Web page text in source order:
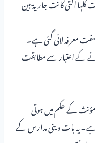
معرفہ لائی گئی ہے۔
کے اعتبار سے مطابقت
کے حکم میں ہوتی
یہ بات دینی مدارس کے